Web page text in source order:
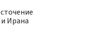
Ирана